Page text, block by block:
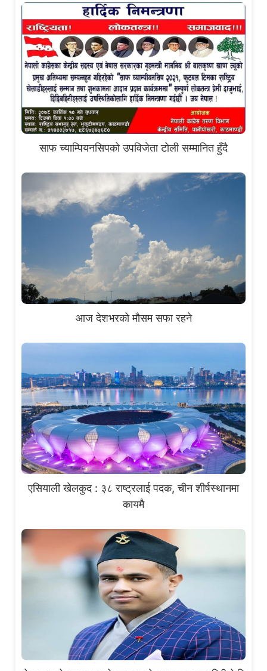
साफ च्याम्पियनसिपको उपविजेता टोली सम्मानित हुँदै
आज देशभरको मौसम सफा रहने
एसियाली खेलकुद : ३८ राष्ट्रलाई पदक, चीन शीर्षस्थानमा
कायमै